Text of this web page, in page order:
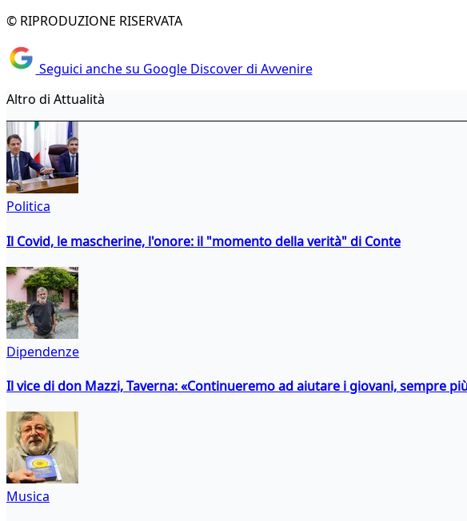
© RIPRODUZIONE RISERVATA
Seguici anche su Google Discover di Avvenire
Altro di Attualità
Politica
Il Covid, le mascherine, l'onore: il "momento della verità" di Conte
Dipendenze
Il vice di don Mazzi, Taverna: «Continueremo ad aiutare i giovani, sempre
Musica